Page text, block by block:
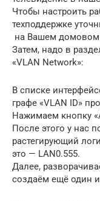
Чтобы настроить
техподдержке
на Вашем домовом
Затем, надо в
«VLAN Network»:
В списке
графе «VLAN ID»
Нажимаем кнопку
После этого у нас
растегирующий
это — LAN0.555.
Далее,
создаём ещё один